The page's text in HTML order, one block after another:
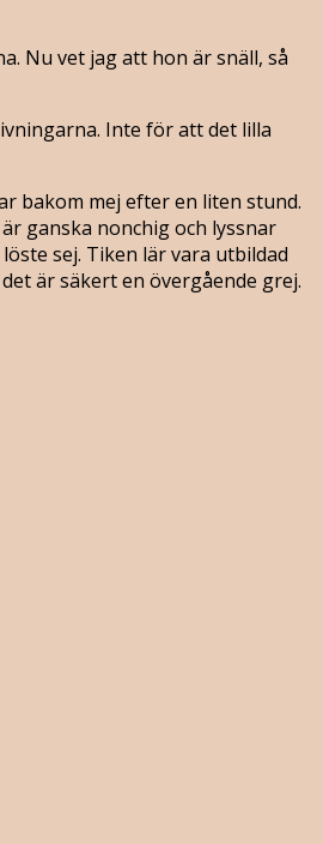
Nu vet jag att hon är snäll, så
Inte för att det lilla
bakom mej efter en liten stund.
ganska nonchig och lyssnar
sej. Tiken lär vara utbildad
är säkert en övergående grej.